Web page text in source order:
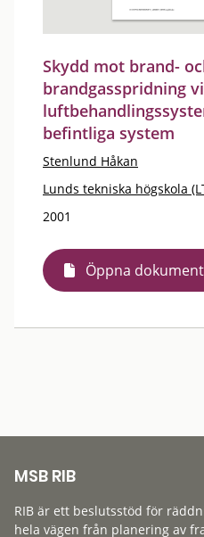
Skydd mot brand-
brandgasspridning
befintliga system
Stenlund Håkan
Lunds tekniska högskola
2001
Öppna dokument
MSB RIB
RIB är ett beslutsstöd för
hela vägen från planering av